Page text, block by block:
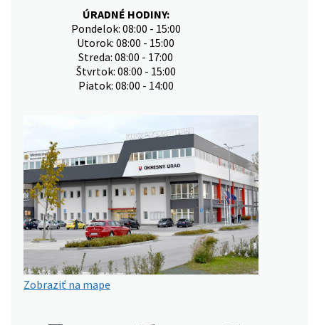
ÚRADNÉ HODINY:
Pondelok: 08:00 - 15:00
Utorok: 08:00 - 15:00
Streda: 08:00 - 17:00
Štvrtok: 08:00 - 15:00
Piatok: 08:00 - 14:00
Zobraziť na mape